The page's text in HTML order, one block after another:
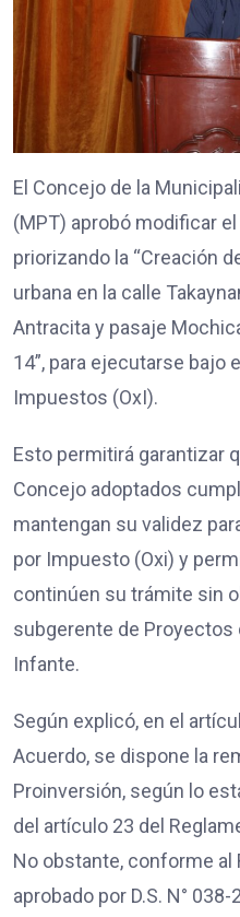
El Concejo de la
(MPT) aprobó modificar
priorizando la “Creación
urbana en la calle
Antracita y pasaje
14”, para ejecutarse bajo
Impuestos (OxI).
Esto permitirá garantizar
Concejo adoptados
mantengan su validez
por Impuesto (Oxi) y
continúen su trámite sin
subgerente de Proyectos
Infante.
Según explicó, en el
Acuerdo, se dispone la
Proinversión, según lo
del artículo 23 del
No obstante, conforme al
aprobado por D.S. N°